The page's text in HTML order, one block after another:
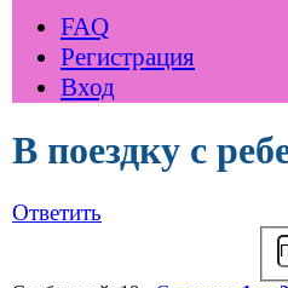
FAQ
Регистрация
Вход
В поездку с
Ответить